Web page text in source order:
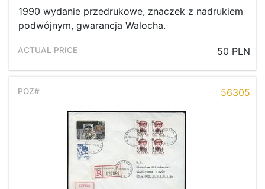
1990 wydanie przedrukowe, znaczek z nadrukiem
podwójnym, gwarancja Walocha.
50 PLN
56305